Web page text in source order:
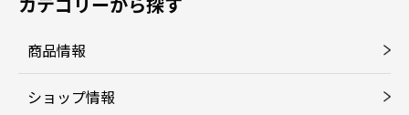
商品情報
ショップ情報